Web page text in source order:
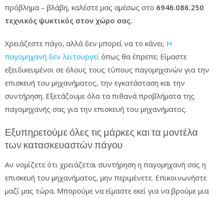
πρόβλημα – βλάβη, καλέστε μας αμέσως στο 6946.086.250
τεχνικός ψυκτικός στον χώρο σας.
Χρειάζεστε πάγο, αλλά δεν μπορεί να το κάνει; Η
παγομηχανή δεν λειτουργεί όπως θα έπρεπε; Είμαστε
εξειδικευμένοι σε όλους τους τύπους παγομηχανών για την
επισκευή του μηχανήματος, την εγκατάσταση και την
συντήρηση. Εξετάζουμε όλα τα πιθανά προβλήματα της
παγομηχανής σας για την επισκευή του μηχανήματος.
Εξυπηρετούμε όλες τις μάρκες και τα μοντέλα
των κατασκευαστών πάγου
Αν νομίζετε ότι χρειάζεται συντήρηση η παγομηχανή σας η
επισκευή του μηχανήματος, μην περιμένετε. Επικοινωνήστε
μαζί μας τώρα. Μπορούμε να είμαστε εκεί για να βρούμε μια